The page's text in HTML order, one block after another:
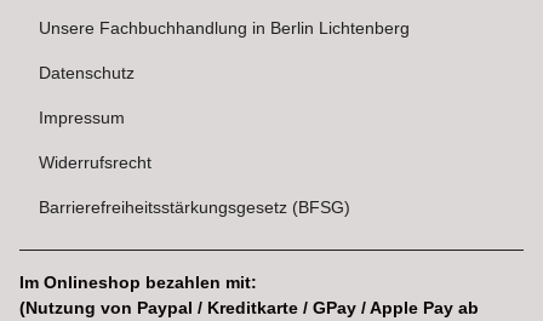
Unsere Fachbuchhandlung in Berlin Lichtenberg
Datenschutz
Impressum
Widerrufsrecht
Barrierefreiheitsstärkungsgesetz (BFSG)
Im Onlineshop bezahlen mit:
(Nutzung von Paypal / Kreditkarte / GPay / Apple Pay ab